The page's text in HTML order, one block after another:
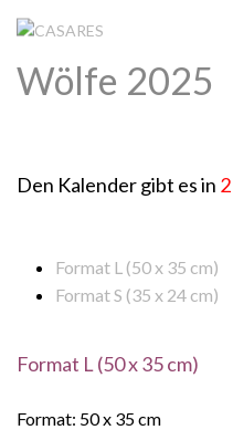
Wölfe 2025
Den Kalender gibt es in 2
Format L (50 x 35 cm)
Format S (35 x 24 cm)
Format L (50 x 35 cm)
Format: 50 x 35 cm